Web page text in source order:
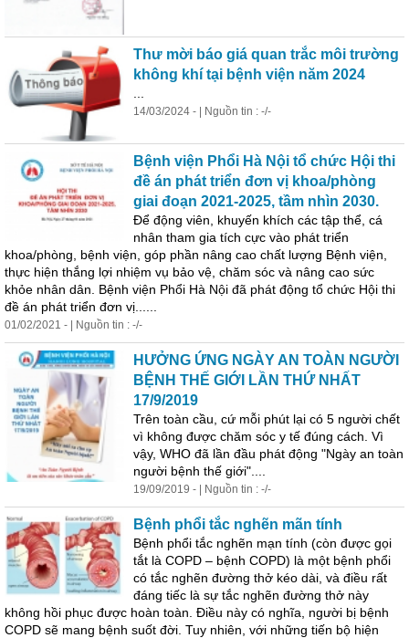
Thư mời báo giá quan trắc môi trường
không khí tại bệnh viện năm 2024
...
14/03/2024 - | Nguồn tin : -/-
Bệnh viện Phổi Hà Nội tổ chức Hội thi
đề án phát triển đơn vị khoa/phòng
giai đoạn 2021-2025, tầm nhìn 2030.
Để động viên, khuyến khích các tập thể, cá
nhân tham gia tích cực vào phát triển
khoa/phòng, bệnh viện, góp phần nâng cao chất lượng Bệnh viện,
thực hiện thắng lợi nhiệm vụ bảo vệ, chăm sóc và nâng cao sức
khỏe nhân dân. Bệnh viện Phổi Hà Nội đã phát động tổ chức Hội thi
đề án phát triển đơn vị......
01/02/2021 - | Nguồn tin : -/-
HƯỞNG ỨNG NGÀY AN TOÀN NGƯỜI
BỆNH THẾ GIỚI LẦN THỨ NHẤT
17/9/2019
Trên toàn cầu, cứ mỗi phút lại có 5 người chết
vì không được chăm sóc y tế đúng cách. Vì
vậy, WHO đã lần đầu phát động "Ngày an toàn
người bệnh thế giới"....
19/09/2019 - | Nguồn tin : -/-
Bệnh phổi tắc nghẽn mãn tính
Bệnh phổi tắc nghẽn mạn tính (còn được gọi
tắt là COPD – bệnh COPD) là một bệnh phổi
có tắc nghẽn đường thở kéo dài, và điều rất
đáng tiếc là sự tắc nghẽn đường thở này
không hồi phục được hoàn toàn. Điều này có nghĩa, người bị bệnh
COPD sẽ mang bệnh suốt đời. Tuy nhiên, với những tiến bộ hiện